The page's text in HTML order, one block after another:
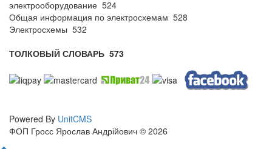
электрооборудование 524
Общая информация по электросхемам 528
Электросхемы 532
ТОЛКОВЫЙ СЛОВАРЬ 573
Powered By UnitCMS
ФОП Гросс Ярослав Андрійович © 2026